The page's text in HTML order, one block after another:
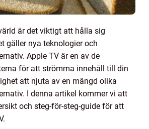
är det viktigt att hålla sig
gäller nya teknologier och
Apple TV är en av de
för att strömma innehåll till din
att njuta av en mängd olika
I denna artikel kommer vi att
och steg-för-steg-guide för att